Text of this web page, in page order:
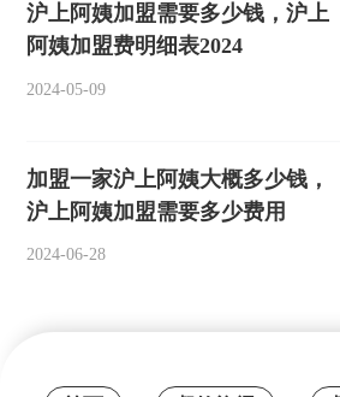
沪上阿姨加盟需要多少钱，沪上
阿姨加盟费明细表2024
2024-05-09
加盟一家沪上阿姨大概多少钱，
沪上阿姨加盟需要多少费用
2024-06-28